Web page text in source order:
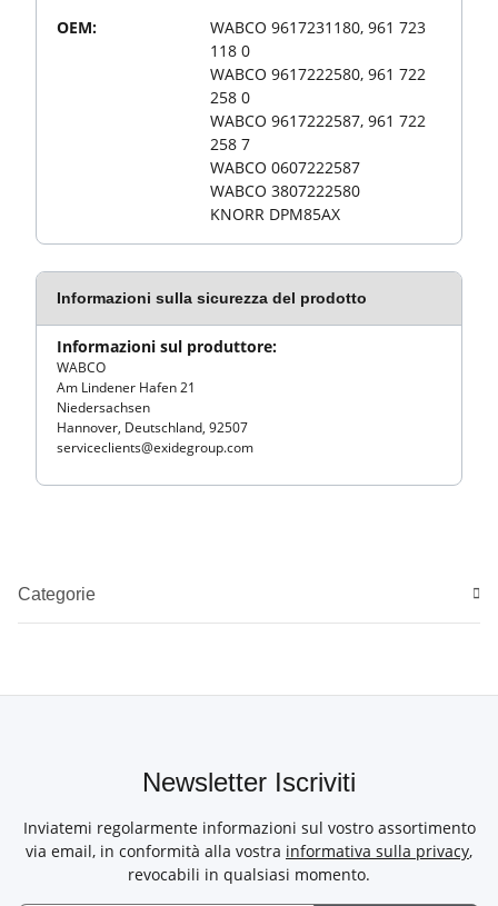
OEM:
WABCO 9617231180, 961 723
118 0
WABCO 9617222580, 961 722
258 0
WABCO 9617222587, 961 722
258 7
WABCO 0607222587
WABCO 3807222580
KNORR DPM85AX
Informazioni sulla sicurezza del prodotto
Informazioni sul produttore:
WABCO
Am Lindener Hafen 21
Niedersachsen
Hannover, Deutschland, 92507
serviceclients@exidegroup.com
Categorie
Newsletter Iscriviti
Inviatemi regolarmente informazioni sul vostro assortimento
via email, in conformità alla vostra informativa sulla privacy,
revocabili in qualsiasi momento.